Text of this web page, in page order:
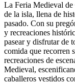
La Feria Medieval de
de la isla, llena de
pasado. Con su
y recreaciones
pasear y disfrutar de
comida que recorren
recreaciones de
Medieval,
caballeros vestidos